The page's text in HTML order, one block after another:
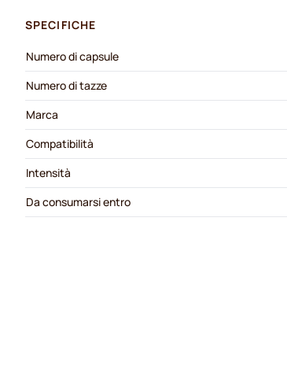
SPECIFICHE
Numero di capsule
Numero di tazze
Marca
Compatibilità
Intensità
Da consumarsi entro